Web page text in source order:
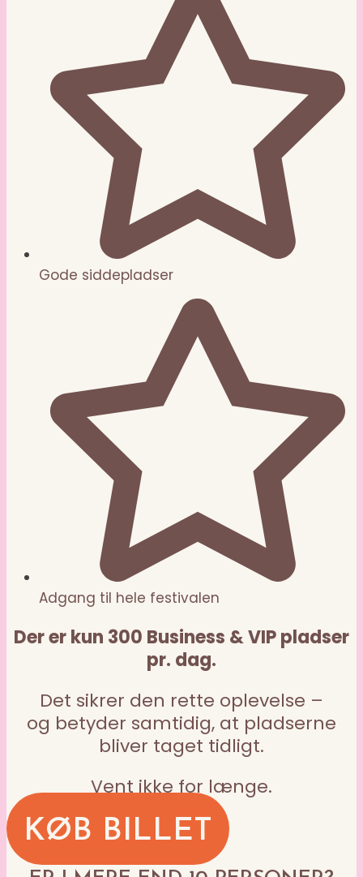
Gode siddepladser
Adgang til hele festivalen
Der er kun 300 Business & VIP pladser
pr. dag.
Det sikrer den rette oplevelse –
og betyder samtidig, at pladserne
bliver taget tidligt.
Vent ikke for længe.
KØB BILLET